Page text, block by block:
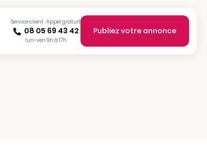
Service client · Appel gratuit
08 05 69 43 42
lun-ven 9h à 17h
Publiez votre annonce